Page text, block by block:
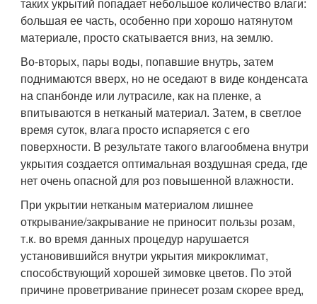
большая ее часть, особенно при хорошо натянутом
материале, просто скатывается вниз, на землю.
Во-вторых, пары воды, попавшие внутрь, затем
поднимаются вверх, но не оседают в виде конденсата
на спанбонде или лутрасиле, как на пленке, а
впитываются в нетканый материал. Затем, в светлое
время суток, влага просто испаряется с его
поверхности. В результате такого влагообмена внутри
укрытия создается оптимальная воздушная среда, где
нет очень опасной для роз повышенной влажности.
При укрытии нетканым материалом лишнее
открывание/закрывание не приносит пользы розам,
т.к. во время данных процедур нарушается
установившийся внутри укрытия микроклимат,
способствующий хорошей зимовке цветов. По этой
причине проветривание принесет розам скорее вред,